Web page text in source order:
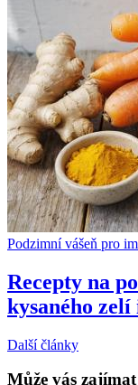
Podzimní vášeň pro
Recepty na
kysaného
Další články
Může vás zajímat